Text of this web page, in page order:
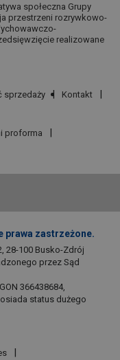
społeczna Grupy
przestrzeni rozrywkowo-
realizowane
sprzedaży
Kontakt
proforma
prawa zastrzeżone.
28-100 Busko-Zdrój
przez Sąd
366438684,
status dużego